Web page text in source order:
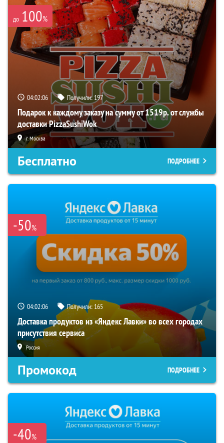
до 100%
04:02:05 Получили:197
Подарок к каждому заказу на сумму от 1519р. от службы
доставки PizzaSushiWok
г. Москва
Бесплатно ПОДРОБНЕЕ
-50%
04:02:05 Получили: 165
Доставка продуктов из «Яндекс Лавки» во всех городах
присутствия сервиса
Россия
Промокод ПОДРОБНЕЕ
-40%